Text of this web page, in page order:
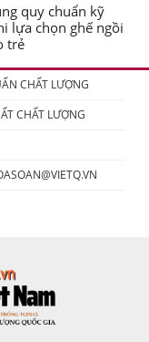
quy chuẩn kỹ
lựa chọn ghế ngồi
trẻ
CHẤT LƯỢNG
CHẤT LƯỢNG